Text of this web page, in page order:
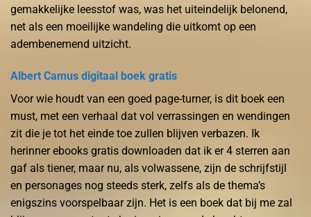
gemakkelijke leesstof was, was het uiteindelijk belonend,
net als een moeilijke wandeling die uitkomt op een
adembenemend uitzicht.
Albert Camus digitaal boek gratis
Voor wie houdt van een goed page-turner, is dit boek een
must, met een verhaal dat vol verrassingen en wendingen
zit die je tot het einde toe zullen blijven verbazen. Ik
herinner ebooks gratis downloaden dat ik er 4 sterren aan
gaf als tiener, maar nu, als volwassene, zijn de schrijfstijl
en personages nog steeds sterk, zelfs als de thema’s
enigszins voorspelbaar zijn. Het is een boek dat bij me zal